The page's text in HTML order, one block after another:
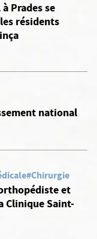
Prades se
résidents
national
#Chirurgie
et
Clinique Saint-